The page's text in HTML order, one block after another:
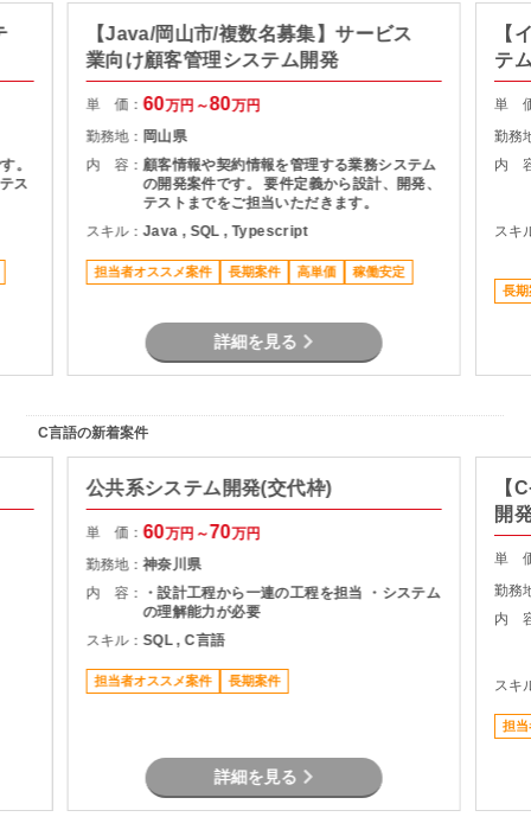
。
ス
【Java/岡山市/複数名募集】サービス
業向け顧客管理システム開発
単 価：60万円～80万円
勤務地： 岡山県
内 容： 顧客情報や契約情報を管理する業務システム
の開発案件です。 要件定義から設計、開発、
テストまでをご担当いただきます。
スキル：Java , SQL , Typescript
担当者オススメ案件 長期案件 高単価 稼働安定
詳細を見る
【
テ
単
勤務
内
スキ
長期
C言語の新着案件
公共系システム開発(交代枠)
単 価：60万円～70万円
勤務地：神奈川県
内 容：
・設計工程から一連の工程を担当 ・システム
の理解能力が必要
スキル：SQL , C言語
担当者オススメ案件 長期案件
詳細を見る
【
開
単
勤務
内
スキ
担当